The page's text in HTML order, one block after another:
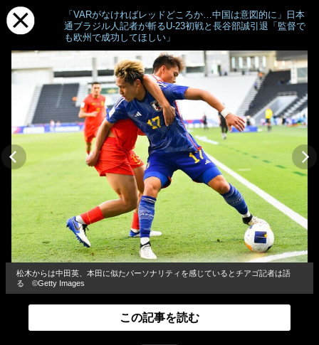
「VARがなければレッドどころか…中国は意図的に」日本
通ブラジル人記者が斬るU-23初戦と長谷部誠引退「監督で
も欧州で成功してほしい」
松木からは中田英、本田に似たパーソナリティを感じているとチアゴ記者は語
る ©Getty Images
この記事を読む